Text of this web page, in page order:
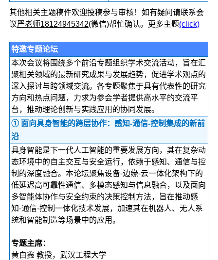
其他相关主题稿件欢迎投稿参与审核！如有疑问请联系会
议严老师18124945342(微信)帮忙确认。更多主题(click)
特邀专题论坛
本次会议将围绕多个前沿专题组织学术交流活动，旨在汇
聚相关领域的最新研究成果与发展趋势，促进学术观点的
深入探讨与跨领域交流。各专题聚焦于具有代表性的研究
方向和热点问题，力求为参会学者提供高水平的交流平
台，推动理论创新与实践应用的协同发展。
① 面向具身智能的跨层协作：感知-通信-控制集成的新前
沿
具身智能是下一代人工智能的重要发展方向，其在复杂动
态环境中的自主交互与安全运行，依赖于感知、通信与控
制的深度融合。本论坛聚焦设备-边缘-云一体化架构下的
低延迟高可靠性通信、多模态感知与信息融合，以及面向
多智能体协作与安全约束的决策控制方法，旨在推动感
知-通信-控制一体化技术发展，加速其在机器人、无人系
统和智能制造等场景中的应用。
专题主席：
黄自鑫 教授，武汉工程大学